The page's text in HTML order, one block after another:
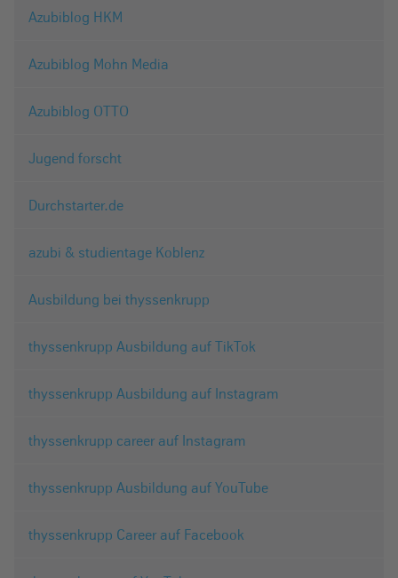
Azubiblog HKM
Azubiblog Mohn Media
Azubiblog OTTO
Jugend forscht
Durchstarter.de
azubi & studientage Koblenz
Ausbildung bei thyssenkrupp
thyssenkrupp Ausbildung auf TikTok
thyssenkrupp Ausbildung auf Instagram
thyssenkrupp career auf Instagram
thyssenkrupp Ausbildung auf YouTube
thyssenkrupp Career auf Facebook